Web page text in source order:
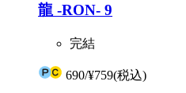
龍 -RON- 9
完結
690/¥759(税込)